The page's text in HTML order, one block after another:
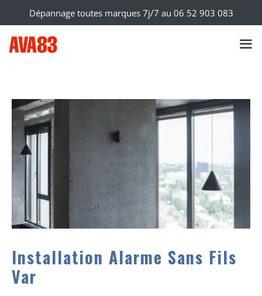
Dépannage toutes marques 7j/7 au 06 52 903 083
Installation Alarme Sans Fils
Var